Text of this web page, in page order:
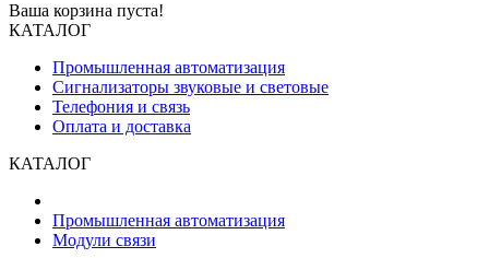
Ваша корзина пуста!
КАТАЛОГ
Промышленная автоматизация
Сигнализаторы звуковые и световые
Телефония и связь
Оплата и доставка
КАТАЛОГ
Промышленная автоматизация
Модули связи